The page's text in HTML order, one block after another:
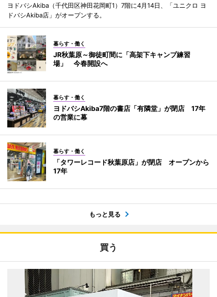
ヨドバシAkiba（千代田区神田花岡町1）7階に4月14日、「ユニクロ ヨ
ドバシAkiba店」がオープンする。
暮らす・働く
JR秋葉原～御徒町間に「高架下キャンプ練習
場」 今春開設へ
暮らす・働く
ヨドバシAkiba7階の書店「有隣堂」が閉店 17年
の営業に幕
暮らす・働く
「タワーレコード秋葉原店」が閉店 オープンから
17年
もっと見る
買う